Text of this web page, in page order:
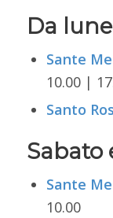
Da
Sante
10.00 |
Santo
Sabato
Sante
10.00